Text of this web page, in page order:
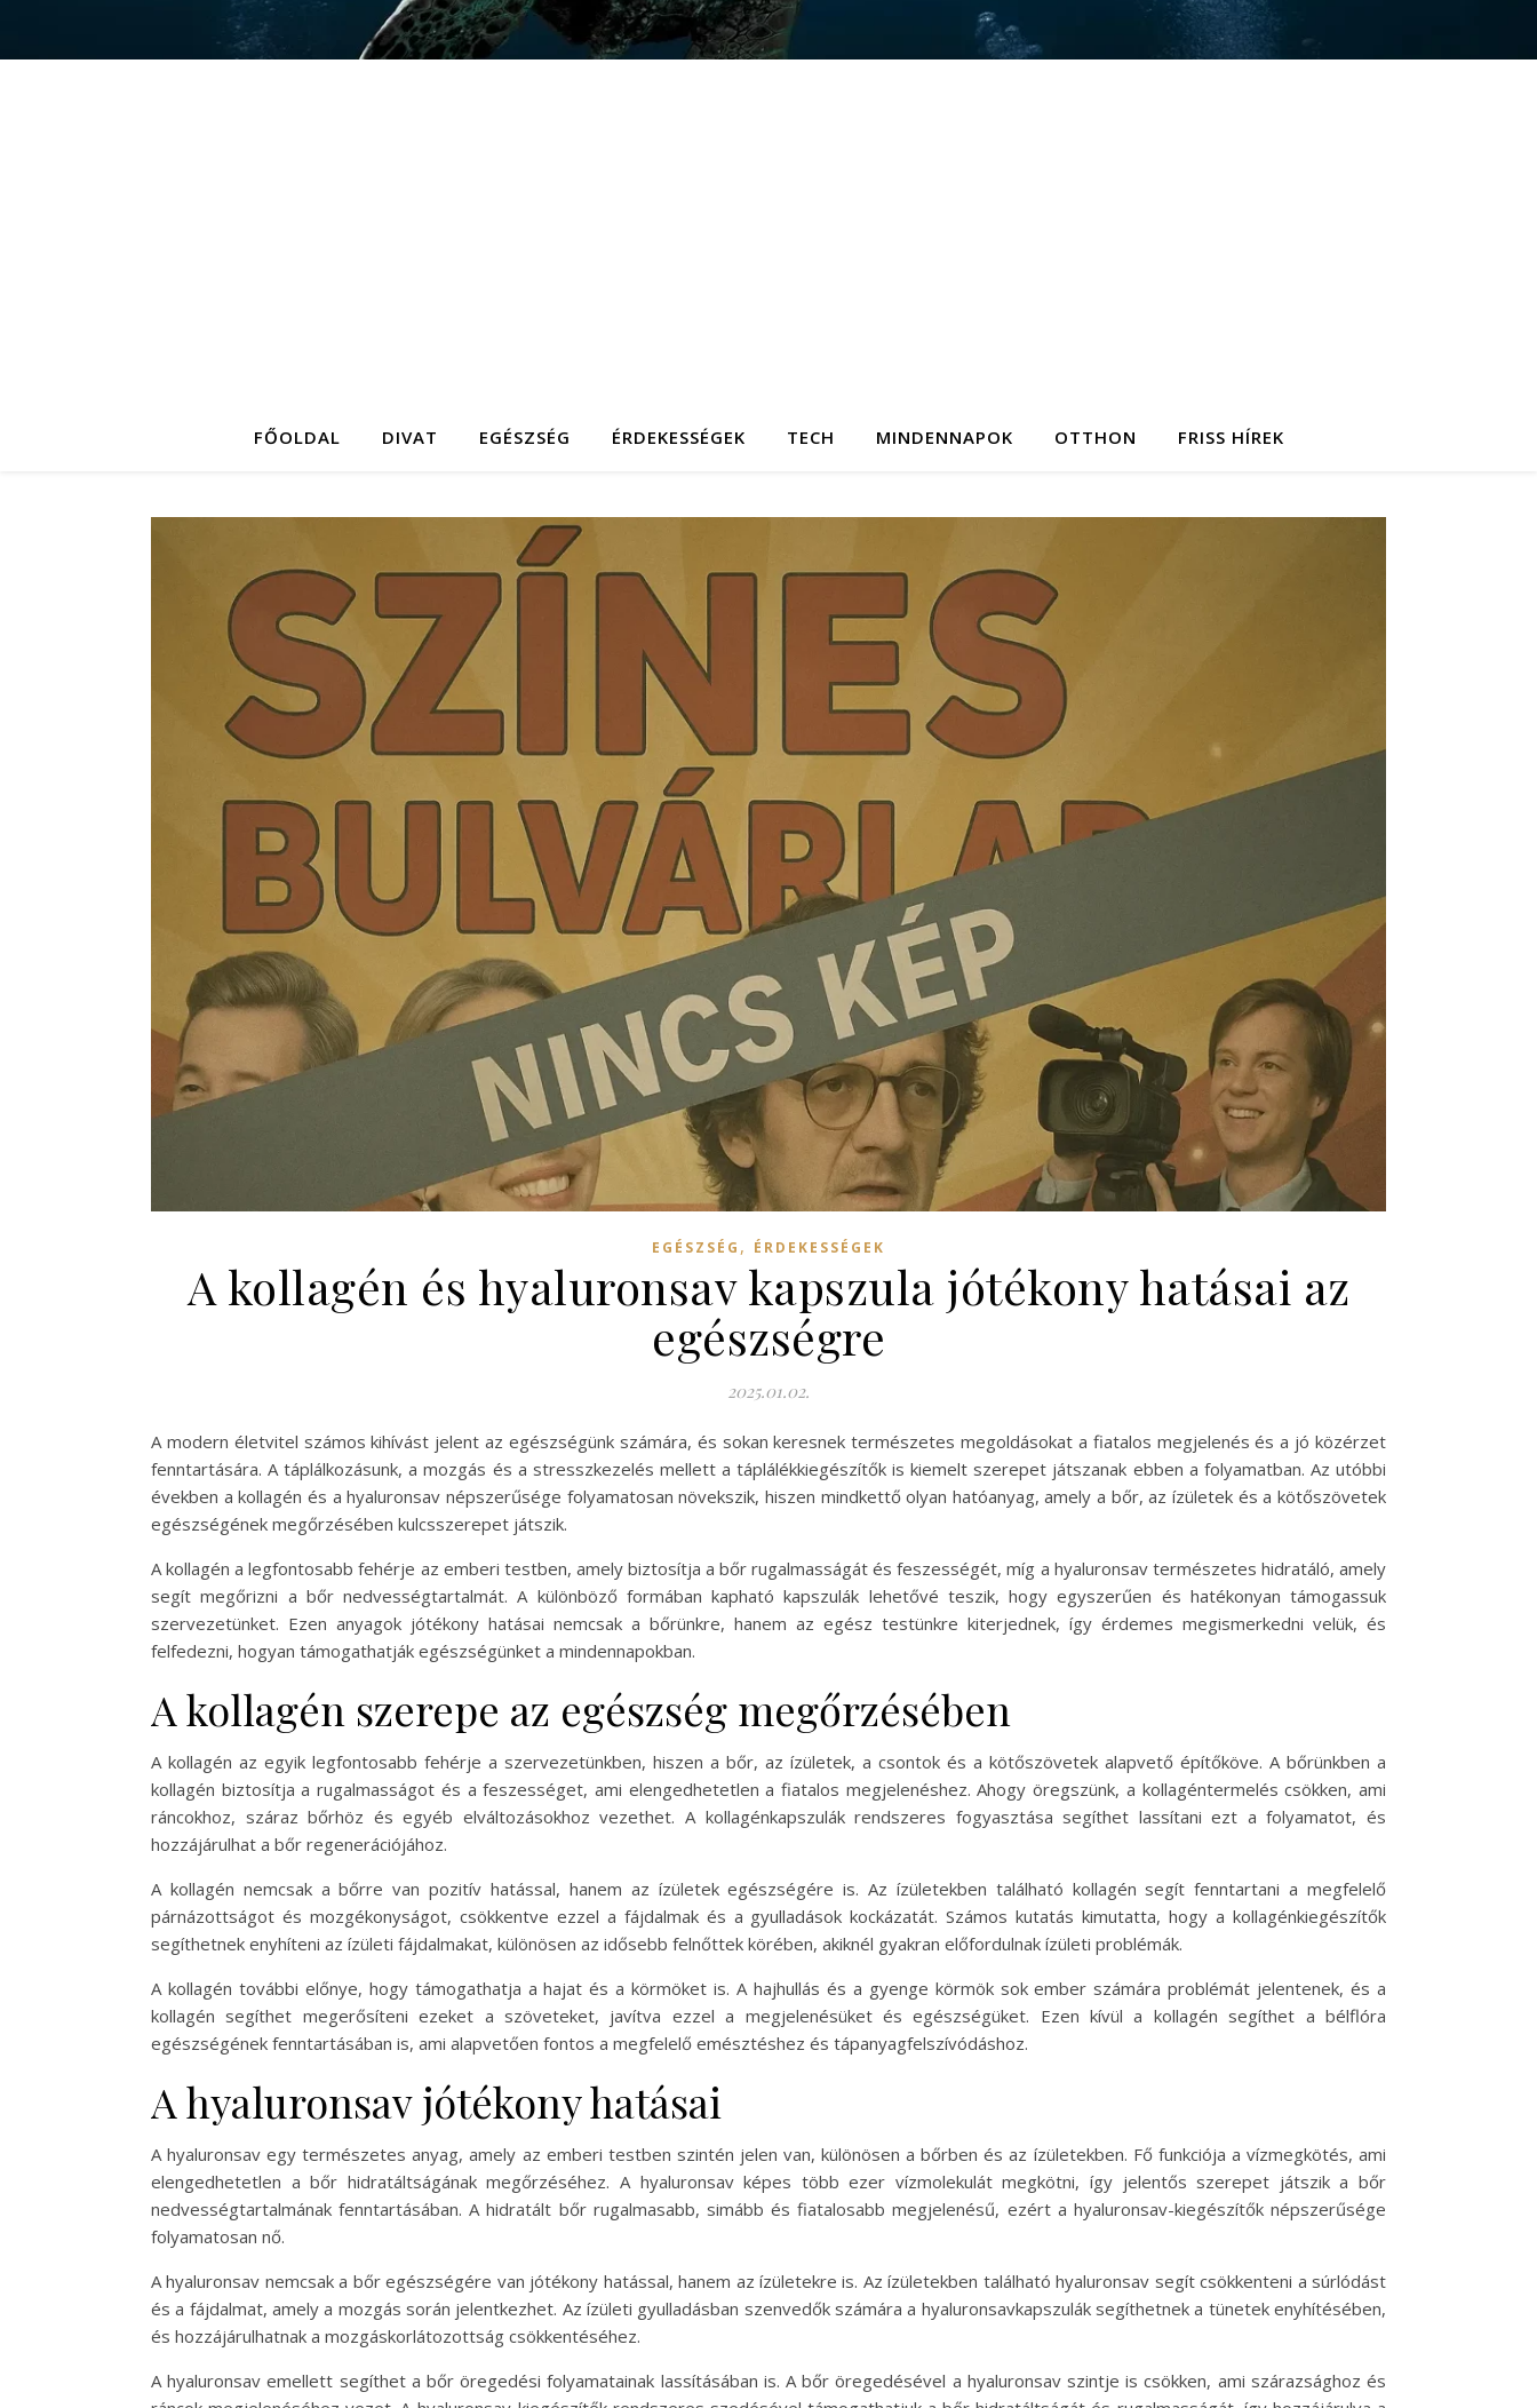
FŐOLDAL DIVAT EGÉSZSÉG ÉRDEKESSÉGEK TECH MINDENNAPOK OTTHON FRISS HÍREK
EGÉSZSÉG , ÉRDEKESSÉGEK
A kollagén és hyaluronsav kapszula jótékony hatásai az
egészségre
2025.01.02.
A modern életvitel számos kihívást jelent az egészségünk számára, és sokan keresnek természetes megoldásokat a fiatalos megjelenés és a jó közérzet
fenntartására. A táplálkozásunk, a mozgás és a stresszkezelés mellett a táplálékkiegészítők is kiemelt szerepet játszanak ebben a folyamatban. Az utóbbi
években a kollagén és a hyaluronsav népszerűsége folyamatosan növekszik, hiszen mindkettő olyan hatóanyag, amely a bőr, az ízületek és a kötőszövetek
egészségének megőrzésében kulcsszerepet játszik.
A kollagén a legfontosabb fehérje az emberi testben, amely biztosítja a bőr rugalmasságát és feszességét, míg a hyaluronsav természetes hidratáló, amely
segít megőrizni a bőr nedvességtartalmát. A különböző formában kapható kapszulák lehetővé teszik, hogy egyszerűen és hatékonyan támogassuk
szervezetünket. Ezen anyagok jótékony hatásai nemcsak a bőrünkre, hanem az egész testünkre kiterjednek, így érdemes megismerkedni velük, és
felfedezni, hogyan támogathatják egészségünket a mindennapokban.
A kollagén szerepe az egészség megőrzésében
A kollagén az egyik legfontosabb fehérje a szervezetünkben, hiszen a bőr, az ízületek, a csontok és a kötőszövetek alapvető építőköve. A bőrünkben a
kollagén biztosítja a rugalmasságot és a feszességet, ami elengedhetetlen a fiatalos megjelenéshez. Ahogy öregszünk, a kollagéntermelés csökken, ami
ráncokhoz, száraz bőrhöz és egyéb elváltozásokhoz vezethet. A kollagénkapszulák rendszeres fogyasztása segíthet lassítani ezt a folyamatot, és
hozzájárulhat a bőr regenerációjához.
A kollagén nemcsak a bőrre van pozitív hatással, hanem az ízületek egészségére is. Az ízületekben található kollagén segít fenntartani a megfelelő
párnázottságot és mozgékonyságot, csökkentve ezzel a fájdalmak és a gyulladások kockázatát. Számos kutatás kimutatta, hogy a kollagénkiegészítők
segíthetnek enyhíteni az ízületi fájdalmakat, különösen az idősebb felnőttek körében, akiknél gyakran előfordulnak ízületi problémák.
A kollagén további előnye, hogy támogathatja a hajat és a körmöket is. A hajhullás és a gyenge körmök sok ember számára problémát jelentenek, és a
kollagén segíthet megerősíteni ezeket a szöveteket, javítva ezzel a megjelenésüket és egészségüket. Ezen kívül a kollagén segíthet a bélflóra
egészségének fenntartásában is, ami alapvetően fontos a megfelelő emésztéshez és tápanyagfelszívódáshoz.
A hyaluronsav jótékony hatásai
A hyaluronsav egy természetes anyag, amely az emberi testben szintén jelen van, különösen a bőrben és az ízületekben. Fő funkciója a vízmegkötés, ami
elengedhetetlen a bőr hidratáltságának megőrzéséhez. A hyaluronsav képes több ezer vízmolekulát megkötni, így jelentős szerepet játszik a bőr
nedvességtartalmának fenntartásában. A hidratált bőr rugalmasabb, simább és fiatalosabb megjelenésű, ezért a hyaluronsav-kiegészítők népszerűsége
folyamatosan nő.
A hyaluronsav nemcsak a bőr egészségére van jótékony hatással, hanem az ízületekre is. Az ízületekben található hyaluronsav segít csökkenteni a súrlódást
és a fájdalmat, amely a mozgás során jelentkezhet. Az ízületi gyulladásban szenvedők számára a hyaluronsavkapszulák segíthetnek a tünetek enyhítésében,
és hozzájárulhatnak a mozgáskorlátozottság csökkentéséhez.
A hyaluronsav emellett segíthet a bőr öregedési folyamatainak lassításában is. A bőr öregedésével a hyaluronsav szintje is csökken, ami szárazsághoz és